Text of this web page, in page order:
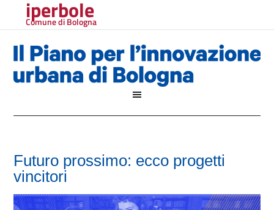
iperbole
Comune di Bologna
Futuro prossimo: ecco progetti
vincitori